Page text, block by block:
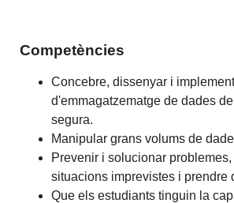
Competències
Concebre, dissenyar i
d'emmagatzematge de dades
segura.
Manipular grans volums de
Prevenir i solucionar
situacions imprevistes i prendre
Que els estudiants tinguin la